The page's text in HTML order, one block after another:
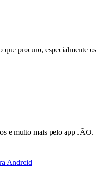
que procuro, especialmente os
e muito mais pelo app JÃO.
Android